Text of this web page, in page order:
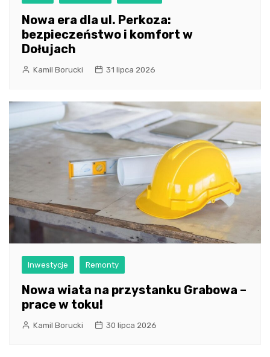
Nowa era dla ul. Perkoza:
bezpieczeństwo i komfort w
Dołujach
Kamil Borucki 31 lipca 2026
Inwestycje Remonty
Nowa wiata na przystanku Grabowa –
prace w toku!
Kamil Borucki 30 lipca 2026